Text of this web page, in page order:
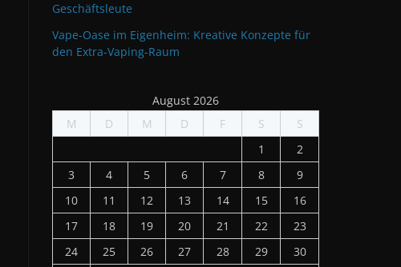
Geschäftsleute
Vape-Oase im Eigenheim: Kreative Konzepte für
den Extra-Vaping-Raum
August 2026
M
D M D F S
S
1
2
3
4 5 6 7 8
9
10
11 12 13 14 15
16
17
18 19 20 21 22
23
24
25 26 27 28 29
30